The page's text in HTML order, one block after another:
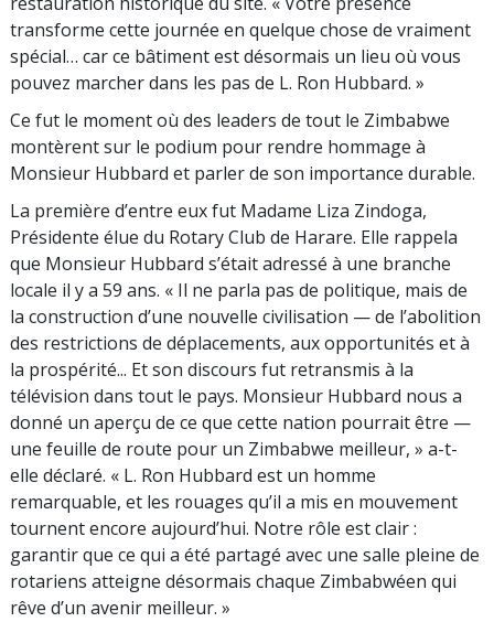
transforme cette journée en quelque chose de vraiment
spécial… car ce bâtiment est désormais un lieu où vous
pouvez marcher dans les pas de L. Ron Hubbard. »
Ce fut le moment où des leaders de tout le Zimbabwe
montèrent sur le podium pour rendre hommage à
Monsieur Hubbard et parler de son importance durable.
La première d’entre eux fut Madame Liza Zindoga,
Présidente élue du Rotary Club de Harare. Elle rappela
que Monsieur Hubbard s’était adressé à une branche
locale il y a 59 ans. « Il ne parla pas de politique, mais de
la construction d’une nouvelle civilisation — de l’abolition
des restrictions de déplacements, aux opportunités et à
la prospérité... Et son discours fut retransmis à la
télévision dans tout le pays. Monsieur Hubbard nous a
donné un aperçu de ce que cette nation pourrait être —
une feuille de route pour un Zimbabwe meilleur, » a-t-
elle déclaré. « L. Ron Hubbard est un homme
remarquable, et les rouages qu’il a mis en mouvement
tournent encore aujourd’hui. Notre rôle est clair :
garantir que ce qui a été partagé avec une salle pleine de
rotariens atteigne désormais chaque Zimbabwéen qui
rêve d’un avenir meilleur. »